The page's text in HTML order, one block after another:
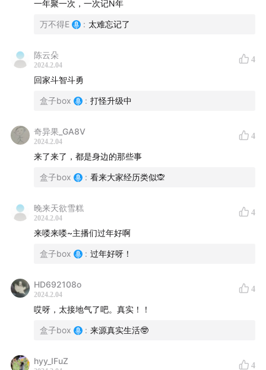
一年聚一次，一次记N年
万不得E : 太难忘记了
陈云朵
2024.2.04
4
回家斗智斗勇
盒子box : 打怪升级中
奇异果_GA8V
2024.2.04
4
来了来了，都是身边的那些事
盒子box : 看来大家经历类似🙊
晚来天欲雪糕
2024.2.04
4
来喽来喽~主播们过年好啊
盒子box : 过年好呀！
HD692108o
2024.2.04
4
哎呀，太接地气了吧。真实！！
盒子box : 来源真实生活🤓
hyy_IFuZ 4